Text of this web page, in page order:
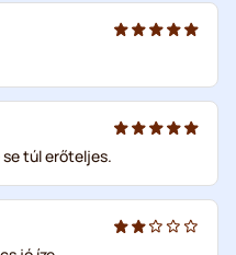
túl erőteljes.